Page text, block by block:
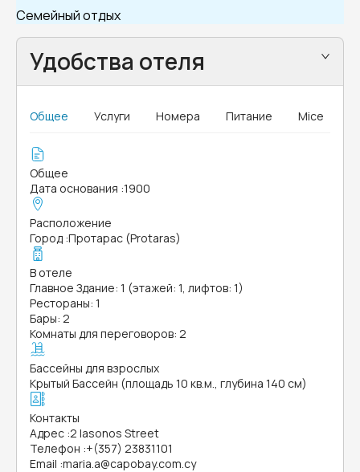
Семейный отдых
Удобства отеля
Общее Услуги Номера Питание Mice
Общее
Дата основания :1900
Расположение
Город :Протарас (Protaras)
В отеле
Главное Здание: 1 (этажей: 1, лифтов: 1)
Рестораны: 1
Бары: 2
Комнаты для переговоров: 2
Бассейны для взрослых
Крытый Бассейн (площадь 10 кв.м., глубина 140 см)
Контакты
Адрес :2 Iasonos Street
Телефон :+(357) 23831101
Email :maria.a@capobay.com.cy